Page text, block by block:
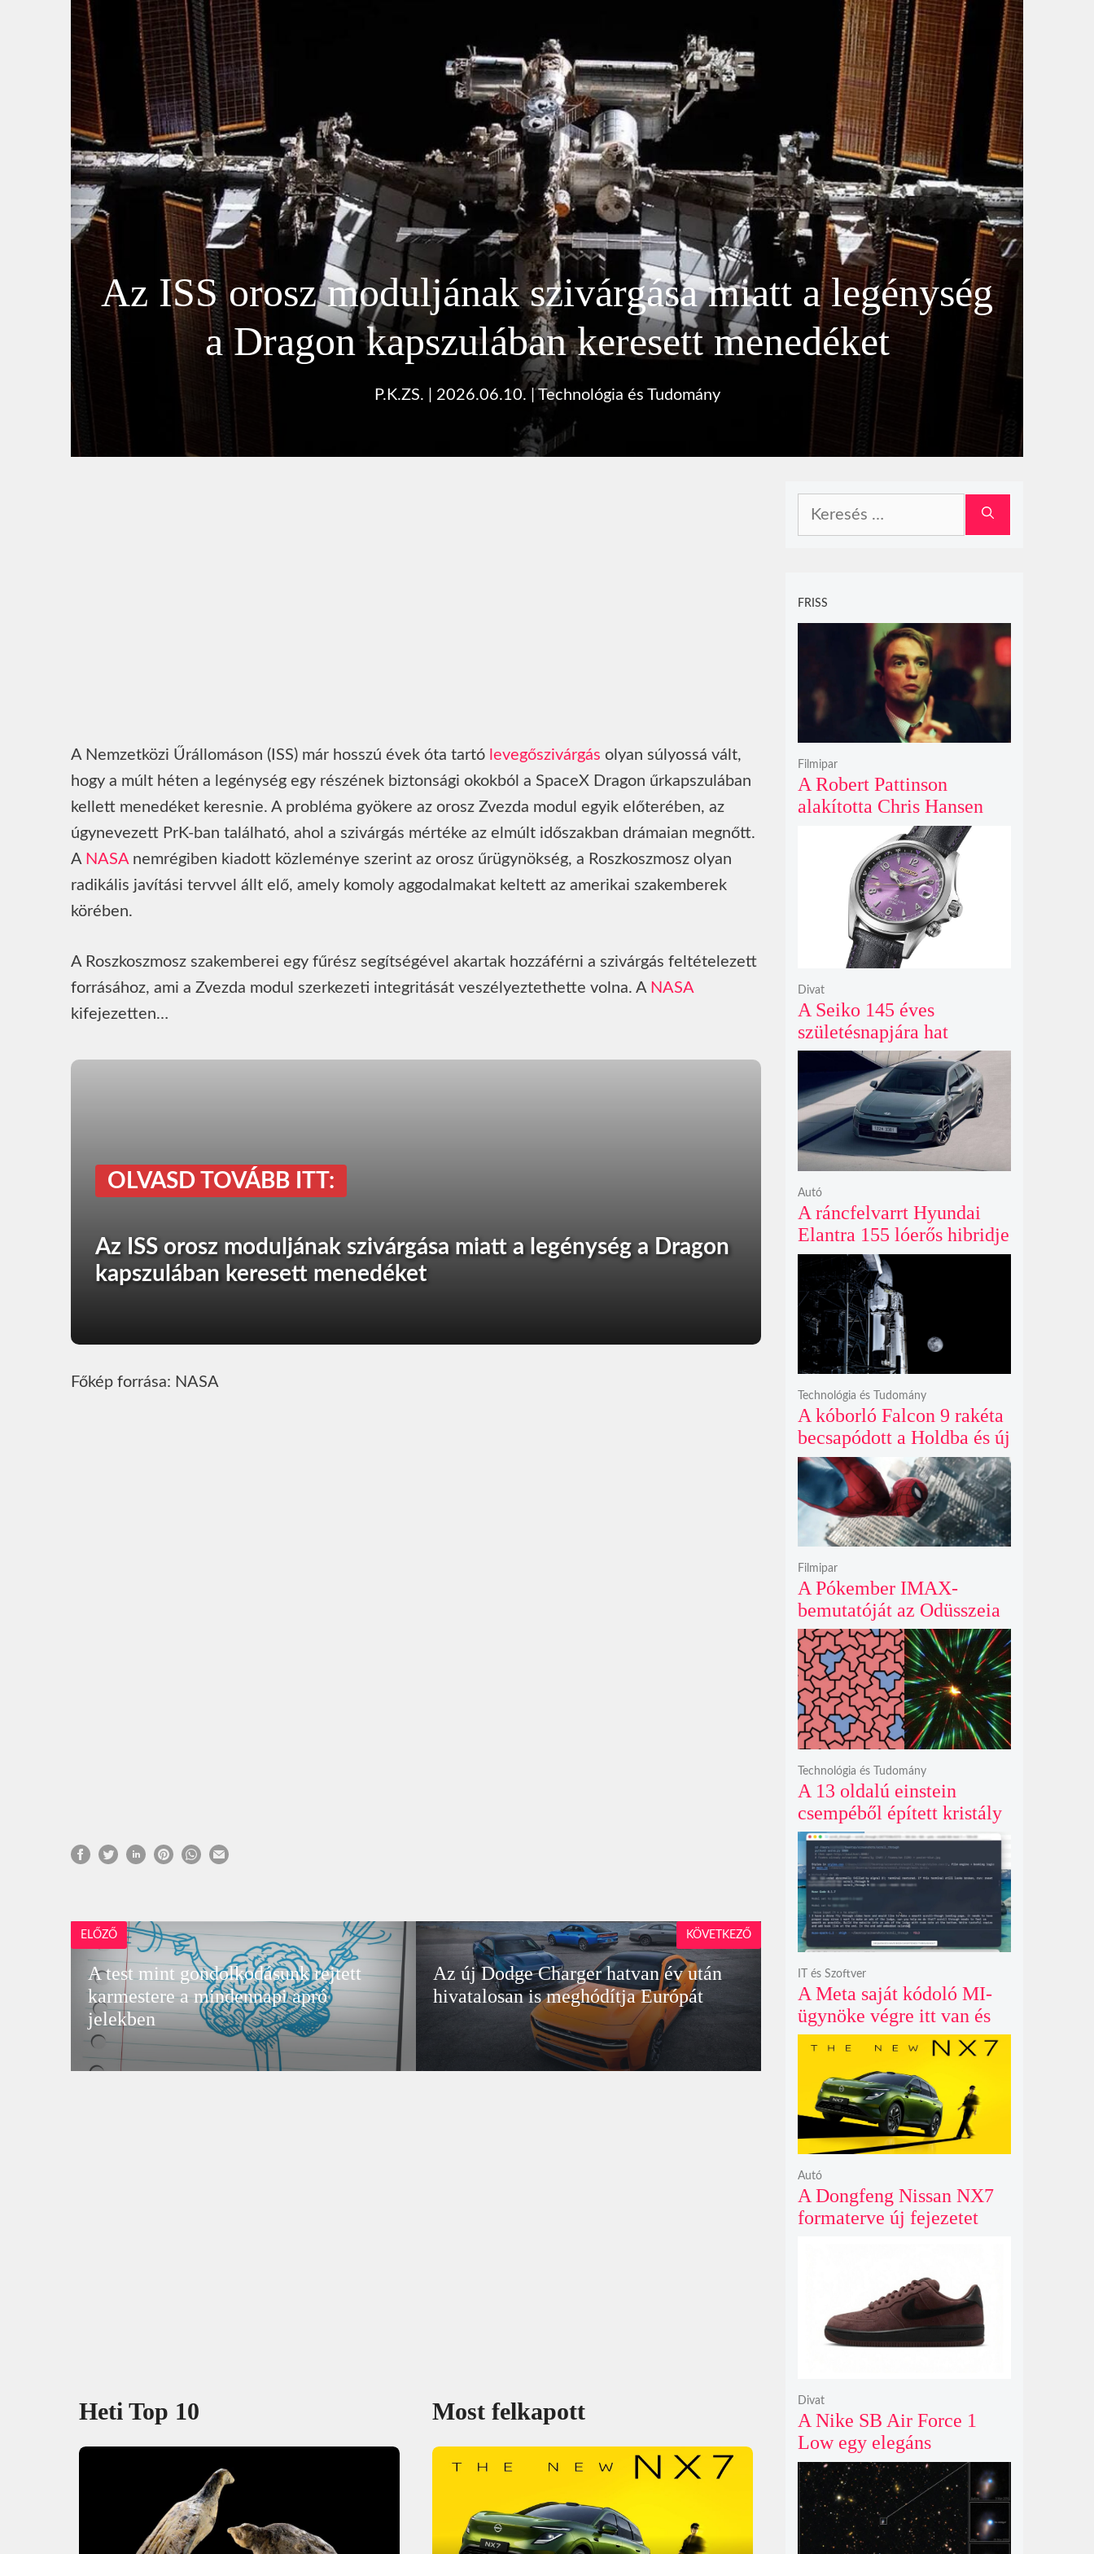
Az ISS orosz moduljának szivárgása miatt a legénység
a Dragon kapszulában keresett menedéket
P.K.ZS. 2026.06.10. |Technológia és Tudomány
A Nemzetközi Űrállomáson (ISS) már hosszú évek óta tartó levegőszivárgás olyan súlyossá vált,
hogy a múlt héten a legénység egy részének biztonsági okokból a SpaceX Dragon űrkapszulában
kellett menedéket keresnie. A probléma gyökere az orosz Zvezda modul egyik előterében, az
úgynevezett PrK-ban található, ahol a szivárgás mértéke az elmúlt időszakban drámaian megnőtt.
A NASA nemrégiben kiadott közleménye szerint az orosz űrügynökség, a Roszkoszmosz olyan
radikális javítási tervvel állt elő, amely komoly aggodalmakat keltett az amerikai szakemberek
körében.
A Roszkoszmosz szakemberei egy fűrész segítségével akartak hozzáférni a szivárgás feltételezett
forrásához, ami a Zvezda modul szerkezeti integritását veszélyeztethette volna. A NASA
kifejezetten…
OLVASD TOVÁBB ITT:
Az ISS orosz moduljának szivárgása miatt a legénység a Dragon
kapszulában keresett menedéket
Főkép forrása: NASA
ELŐZŐ
A test mint gondolkodásunk rejtett
karmestere a mindennapi apró
jelekben
Az új Dodge Charger hatvan év után
hivatalosan is meghódítja Európát
KÖVETKEZŐ
Heti Top 10 Most felkapott
FRISS
A Robert Pattinson
alakította Chris Hansen
sötét vadászatra indul a
Primetime előzetesében
Filmipar
A Seiko 145 éves
születésnapjára hat
limitált kiadású Edo-lila
számlapos modellt hozott
ki
Divat
A ráncfelvarrt Hyundai
Elantra 155 lóerős hibridje
és prémium utastere
komoly belsőtéri ugrást
hoz
Autó
A kóborló Falcon 9 rakéta
becsapódott a Holdba és új
krátert hagyott maga után
Technológia és Tudomány
A Pókember IMAX-
bemutatóját az Odüsszeia
exkluzív vetítési
időszakának lejárta hozza
el
Filmipar
A 13 oldalú einstein
csempéből épített kristály
példátlanul forgó
csillagmintát vetít a fény
polarizációjától függően
Technológia és Tudomány
A Meta saját kódoló MI-
ügynöke végre itt van és
nem fél belenyúlni a
IT és Szoftver
A Dongfeng Nissan NX7
formaterve új fejezetet
Autó
A Nike SB Air Force 1
Low egy elegáns
világosbarna
színváltozatban bukkant
fel újra
Divat